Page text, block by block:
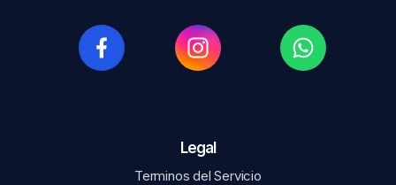
Legal​
Terminos del Servicio